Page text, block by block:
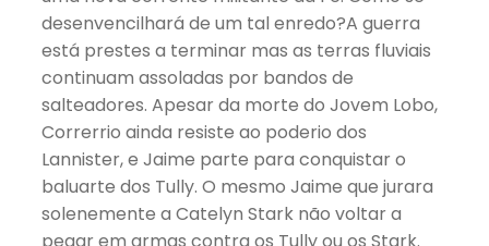
desenvencilhará de um tal enredo?A guerra
está prestes a terminar mas as terras fluviais
continuam assoladas por bandos de
salteadores. Apesar da morte do Jovem Lobo,
Correrrio ainda resiste ao poderio dos
Lannister, e Jaime parte para conquistar o
baluarte dos Tully. O mesmo Jaime que jurara
solenemente a Catelyn Stark não voltar a